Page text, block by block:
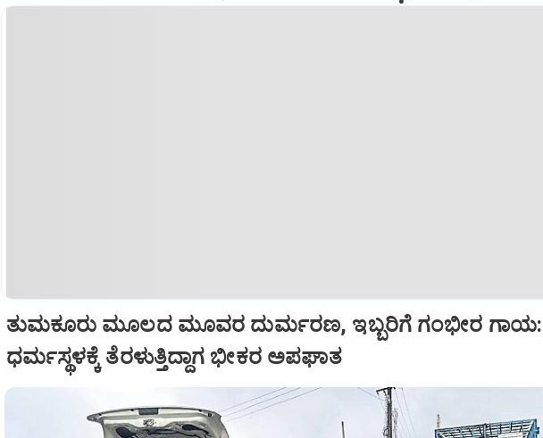
ತುಮಕೂರು ಮೂಲದ ಮೂವರ ದುರ್ಮರಣ, ಇಬ್ಬರಿಗೆ ಗಂಭೀರ ಗಾಯ:
ಧರ್ಮಸ್ಥಳಕ್ಕೆ ತೆರಳುತ್ತಿದ್ದಾಗ ಭೀಕರ ಅಪಘಾತ